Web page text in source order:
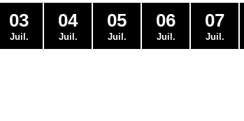
03
Juil.
04
Juil.
05
Juil.
06
Juil.
07
Juil.